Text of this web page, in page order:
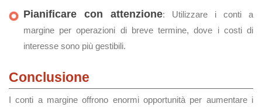
Pianificare con attenzione: Utilizzare i conti a
margine per operazioni di breve termine, dove i costi di
interesse sono più gestibili.
Conclusione
I conti a margine offrono enormi opportunità per aumentare i